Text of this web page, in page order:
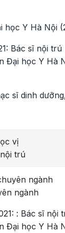
học Y Hà Nội
Bác sĩ nội
Đại học Y Hà
sĩ dinh
vị
trú
ngành
ngành
: Bác sĩ nội
Đại học Y Hà